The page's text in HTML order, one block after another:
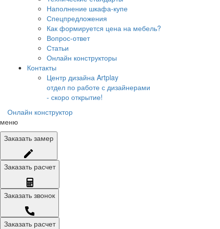
Наполнение шкафа-купе
Спецпредложения
Как формируется цена на мебель?
Вопрос-ответ
Статьи
Онлайн конструкторы
Контакты
Центр дизайна Artplay
отдел по работе с дизайнерами
- скоро открытие!
Онлайн конструктор
меню
Заказать замер
Заказать расчет
Заказать звонок
Заказать расчет